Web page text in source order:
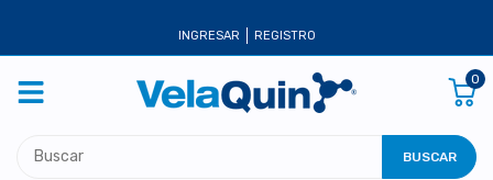
INGRESAR REGISTRO
0
BUSCAR